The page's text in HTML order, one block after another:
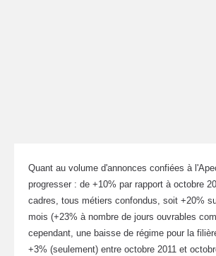
Quant au volume d'annonces confiées à
progresser : de +10% par rapport à octobre
cadres, tous métiers confondus, soit +20%
mois (+23% à nombre de jours ouvrables
cependant, une baisse de régime pour la
+3% (seulement) entre octobre 2011 et